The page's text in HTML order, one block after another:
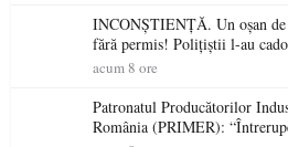
INCONȘTIENȚĂ. Un oșan
fără permis! Polițiștii l-au
acum 8 ore
Patronatul Producătorilor
România (PRIMER):